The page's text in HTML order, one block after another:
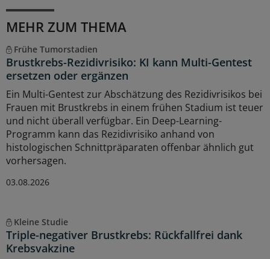
MEHR ZUM THEMA
Frühe Tumorstadien
Brustkrebs-Rezidivrisiko: KI kann Multi-Gentest
ersetzen oder ergänzen
Ein Multi-Gentest zur Abschätzung des Rezidivrisikos bei
Frauen mit Brustkrebs in einem frühen Stadium ist teuer
und nicht überall verfügbar. Ein Deep-Learning-
Programm kann das Rezidivrisiko anhand von
histologischen Schnittpräparaten offenbar ähnlich gut
vorhersagen.
03.08.2026
Kleine Studie
Triple-negativer Brustkrebs: Rückfallfrei dank
Krebsvakzine